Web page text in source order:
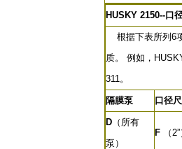
HUSKY 2150--口
根据下表所列6
质。 例如，
311。
隔膜泵 口径
D （所有
泵）
F （2”